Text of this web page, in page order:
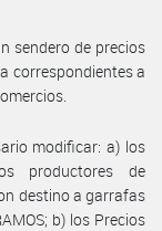
sendero de precios
correspondientes a
modificar: a) los
productores de
destino a garrafas
b) los Precios